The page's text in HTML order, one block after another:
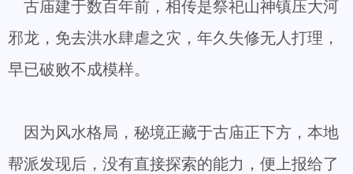
古庙建于数百年前，相传是祭祀山神镇压大河
邪龙，免去洪水肆虐之灾，年久失修无人打理，
早已破败不成模样。
因为风水格局，秘境正藏于古庙正下方，本地
帮派发现后，没有直接探索的能力，便上报给了